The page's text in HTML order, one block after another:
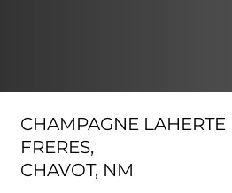
CHAMPAGNE LAHERTE
FRERES,
CHAVOT, NM